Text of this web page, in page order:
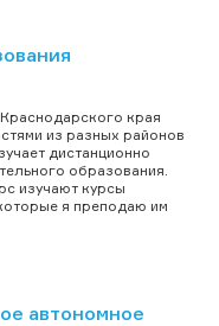
края
из разных районов
дистанционно
образования.
изучают курсы
я преподаю им
автономное